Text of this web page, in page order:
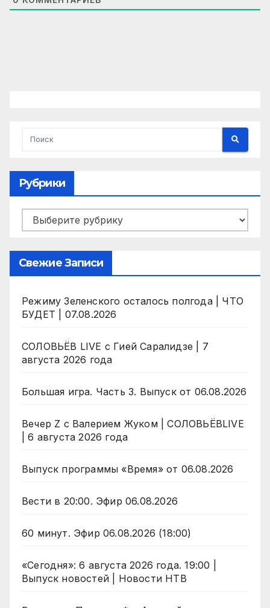
Рубрики
Рубрики
Свежие Записи
Режиму Зеленского осталось полгода | ЧТО
БУДЕТ | 07.08.2026
СОЛОВЬЁВ LIVE с Гией Саралидзе | 7
августа 2026 года
Большая игра. Часть 3. Выпуск от 06.08.2026
Вечер Z с Валерием Жуком | СОЛОВЬЁВLIVE
| 6 августа 2026 года
Выпуск программы «Время» от 06.08.2026
Вести в 20:00. Эфир 06.08.2026
60 минут. Эфир 06.08.2026 (18:00)
«Сегодня»: 6 августа 2026 года. 19:00 |
Выпуск новостей | Новости НТВ